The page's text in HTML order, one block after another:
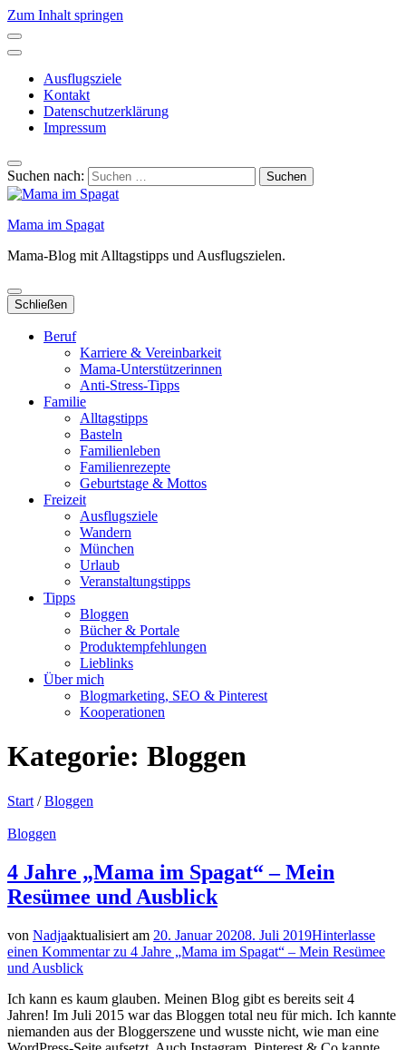
Zum Inhalt springen
Ausflugsziele
Kontakt
Datenschutzerklärung
Impressum
Suchen nach:
Mama im Spagat
Mama-Blog mit Alltagstipps und Ausflugszielen.
Schließen
Beruf
Karriere & Vereinbarkeit
Mama-Unterstützerinnen
Anti-Stress-Tipps
Familie
Alltagstipps
Basteln
Familienleben
Familienrezepte
Geburtstage & Mottos
Freizeit
Ausflugsziele
Wandern
München
Urlaub
Veranstaltungstipps
Tipps
Bloggen
Bücher & Portale
Produktempfehlungen
Lieblinks
Über mich
Blogmarketing, SEO & Pinterest
Kooperationen
Kategorie: Bloggen
Start / Bloggen
Bloggen
4 Jahre „Mama im Spagat“ – Mein
Resümee und Ausblick
von Nadjaaktualisiert am 20. Januar 20208. Juli 2019Hinterlasse
einen Kommentarzu 4 Jahre „Mama im Spagat“ – Mein Resümee
und Ausblick
Ich kann es kaum glauben. Meinen Blog gibt es bereits seit 4
Jahren! Im Juli 2015 war das Bloggen total neu für mich. Ich kannte
niemanden aus der Bloggerszene und wusste nicht, wie man eine